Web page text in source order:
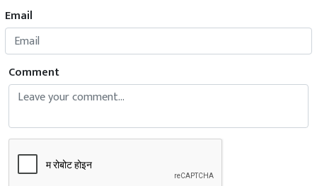
Email
Comment